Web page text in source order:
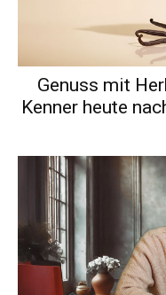
Genuss mit
Kenner heute